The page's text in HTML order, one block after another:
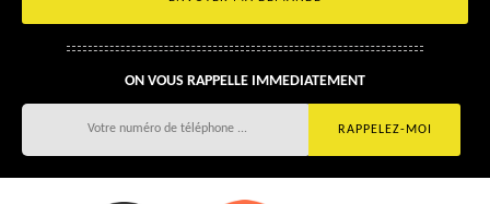
ON VOUS RAPPELLE IMMEDIATEMENT